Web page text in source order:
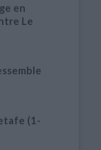
en
Le
(1-